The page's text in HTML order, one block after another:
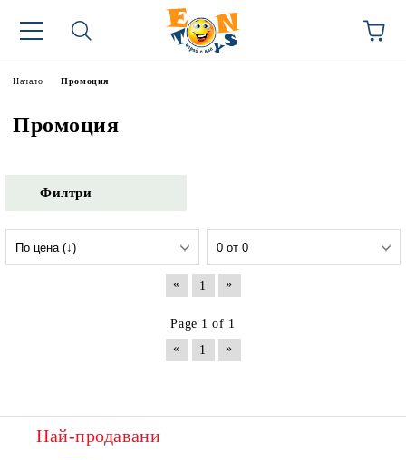
Начало Промоция
Промоция
Филтри
« 1 »
Page 1 of 1
«
1 »
Най-продавани